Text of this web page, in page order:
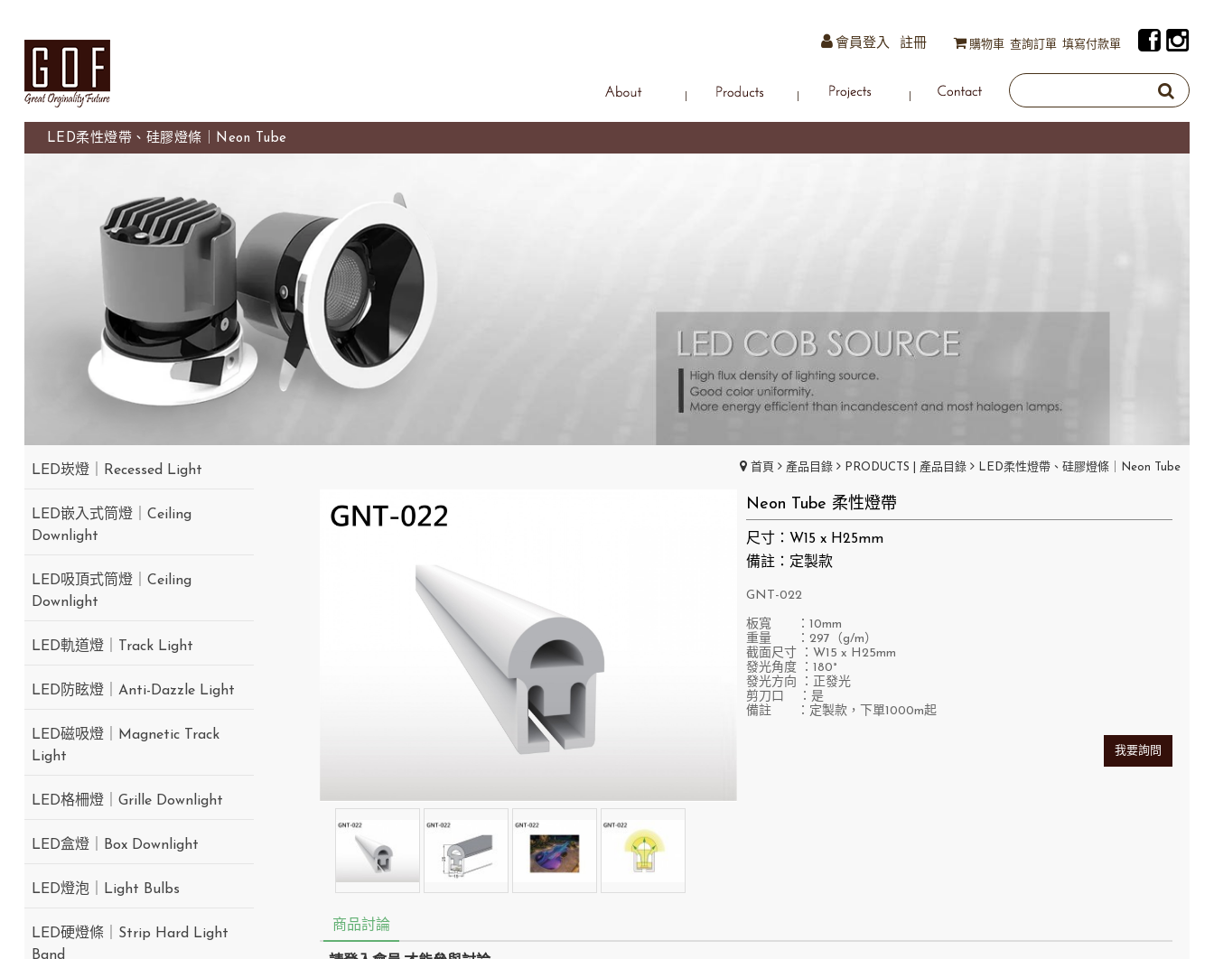
會員登入 註冊 購物車 查詢訂單 填寫付款單
LED柔性燈帶、硅膠燈條｜Neon Tube
首頁 產品目錄 PRODUCTS | 產品目錄 LED柔性燈帶、硅膠燈條｜Neon Tube
Neon Tube 柔性燈帶
尺寸：W15 x H25mm
備註：定製款
GNT-022
​板寬 ：10mm
重量 ：297（g/m）
截面尺寸 ：W15 x H25mm
發光角度 ：180°
發光方向 ：正發光
剪刀口 ：是
備註 ：定製款，下單1000m起
我要詢問
商品討論
LED崁燈｜Recessed Light
LED嵌入式筒燈｜Ceiling
Downlight
LED吸頂式筒燈｜Ceiling
Downlight
LED軌道燈｜Track Light
LED防眩燈｜Anti-Dazzle Light
LED磁吸燈｜Magnetic Track
Light
LED格柵燈｜Grille Downlight
LED盒燈｜Box Downlight
LED燈泡｜Light Bulbs
LED硬燈條｜Strip Hard Light
Band